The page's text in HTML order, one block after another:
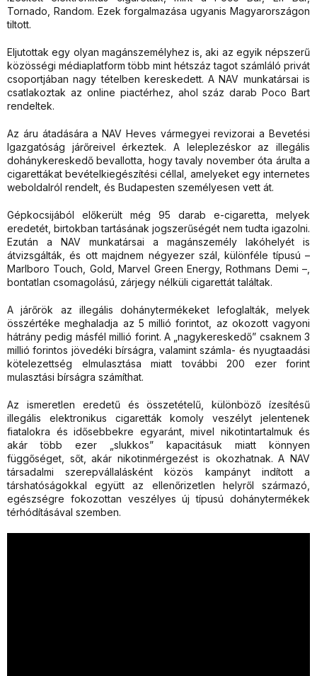
Tornado, Random. Ezek forgalmazása ugyanis Magyarországon
tiltott.
Eljutottak egy olyan magánszemélyhez is, aki az egyik népszerű
közösségi médiaplatform több mint hétszáz tagot számláló privát
csoportjában nagy tételben kereskedett. A NAV munkatársai is
csatlakoztak az online piactérhez, ahol száz darab Poco Bart
rendeltek.
Az áru átadására a NAV Heves vármegyei revizorai a Bevetési
Igazgatóság járőreivel érkeztek. A leleplezéskor az illegális
dohánykereskedő bevallotta, hogy tavaly november óta árulta a
cigarettákat bevételkiegészítési céllal, amelyeket egy internetes
weboldalról rendelt, és Budapesten személyesen vett át.
Gépkocsijából előkerült még 95 darab e-cigaretta, melyek
eredetét, birtokban tartásának jogszerűségét nem tudta igazolni.
Ezután a NAV munkatársai a magánszemély lakóhelyét is
átvizsgálták, és ott majdnem négyezer szál, különféle típusú –
Marlboro Touch, Gold, Marvel Green Energy, Rothmans Demi –,
bontatlan csomagolású, zárjegy nélküli cigarettát találtak.
A járőrök az illegális dohánytermékeket lefoglalták, melyek
összértéke meghaladja az 5 millió forintot, az okozott vagyoni
hátrány pedig másfél millió forint. A „nagykereskedő” csaknem 3
millió forintos jövedéki bírságra, valamint számla- és nyugtaadási
kötelezettség elmulasztása miatt további 200 ezer forint
mulasztási bírságra számíthat.
Az ismeretlen eredetű és összetételű, különböző ízesítésű
illegális elektronikus cigaretták komoly veszélyt jelentenek
fiatalokra és idősebbekre egyaránt, mivel nikotintartalmuk és
akár több ezer „slukkos” kapacitásuk miatt könnyen
függőséget, sőt, akár nikotinmérgezést is okozhatnak. A NAV
társadalmi szerepvállalásként közös kampányt indított a
társhatóságokkal együtt az ellenőrizetlen helyről származó,
egészségre fokozottan veszélyes új típusú dohánytermékek
térhódításával szemben.